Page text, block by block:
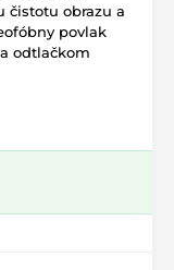
čistotu obrazu a
povlak
odtlačkom